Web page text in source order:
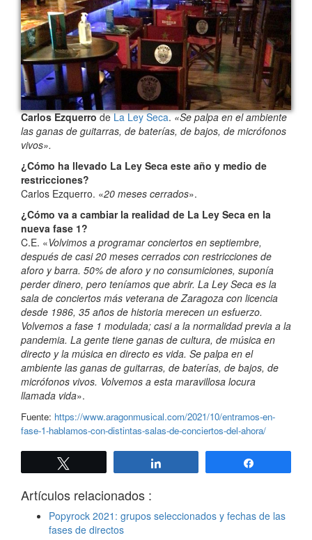
Carlos EzquerrodeLa Ley Seca.«Se palpa en el ambiente
las ganas de guitarras, de baterías, de bajos, de micrófonos
vivos».
¿Cómo ha llevado La Ley Seca este año y medio de
restricciones?
Carlos Ezquerro. «20 meses cerrados».
¿Cómo va a cambiar la realidad de La Ley Seca en la
nueva fase 1?
C.E. «Volvimos a programar conciertos en septiembre,
después de casi 20 meses cerrados con restricciones de
aforo y barra. 50% de aforo y no consumiciones, suponía
perder dinero, pero teníamos que abrir. La Ley Seca es la
sala de conciertos más veterana de Zaragoza con licencia
desde 1986, 35 años de historia merecen un esfuerzo.
Volvemos a fase 1 modulada; casi a la normalidad previa a la
pandemia. La gente tiene ganas de cultura, de música en
directo y la música en directo es vida. Se palpa en el
ambiente las ganas de guitarras, de baterías, de bajos, de
micrófonos vivos. Volvemos a esta maravillosa locura
llamada vida».
Fuente: https://www.aragonmusical.com/2021/10/entramos-en-
fase-1-hablamos-con-distintas-salas-de-conciertos-del-ahora/
Artículos relacionados :
Popyrock 2021: grupos seleccionados y fechas de las
fases de directos